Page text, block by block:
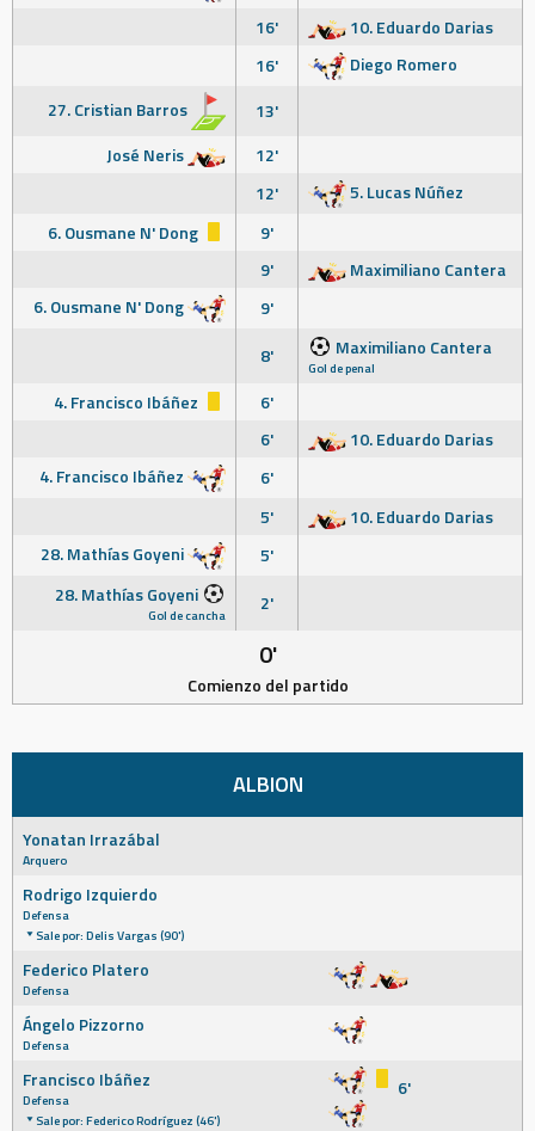
16'
10. Eduardo Darias
16'
Diego Romero
27. Cristian Barros
13'
José Neris
12'
12'
5. Lucas Núñez
6. Ousmane N' Dong
9'
9'
Maximiliano Cantera
6. Ousmane N' Dong
9'
8'
Maximiliano Cantera
Gol de penal
4. Francisco Ibáñez
6'
6'
10. Eduardo Darias
4. Francisco Ibáñez
6'
5'
10. Eduardo Darias
28. Mathías Goyeni
5'
28. Mathías Goyeni
Gol de cancha 2'
0'
Comienzo del partido
ALBION
Yonatan Irrazábal
Arquero
Rodrigo Izquierdo
Defensa
Sale por: Delis Vargas (90')
Federico Platero
Defensa
Ángelo Pizzorno
Defensa
Francisco Ibáñez
Defensa
Sale por: Federico Rodríguez (46')
6'